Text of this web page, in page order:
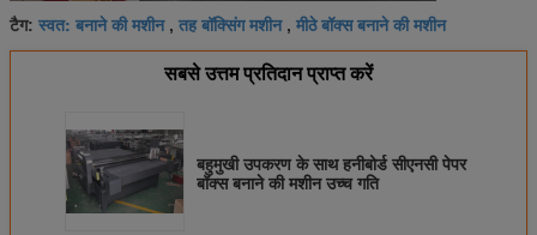
टैग: स्वत: बनाने की मशीन, तह बॉक्सिंग मशीन, मीठे बॉक्स बनाने की मशीन
सबसे उत्तम प्रतिदान प्राप्त करें
बहुमुखी उपकरण के साथ हनीबोर्ड सीएनसी पेपर
बॉक्स बनाने की मशीन उच्च गति